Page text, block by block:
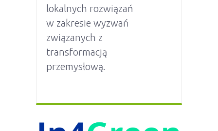
lokalnych rozwiązań
w zakresie wyzwań
związanych z
transformacją
przemysłową.